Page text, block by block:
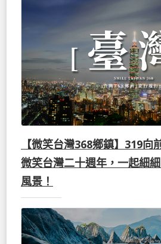
【微笑台灣368鄉鎮】319向
微笑台灣二十週年，一起細
風景！